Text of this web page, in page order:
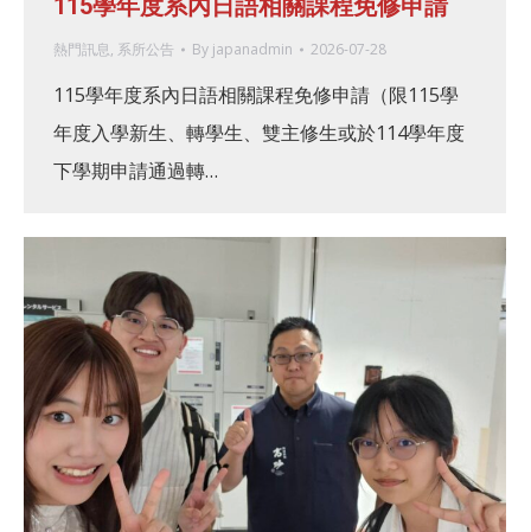
115學年度系內日語相關課程免修申請
熱門訊息, 系所公告 By japanadmin 2026-07-28
115學年度系內日語相關課程免修申請（限115學
年度入學新生、轉學生、雙主修生或於114學年度
下學期申請通過轉…